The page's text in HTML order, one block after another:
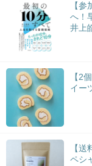
【
へ！
井上
【2
イー
【
ペシ